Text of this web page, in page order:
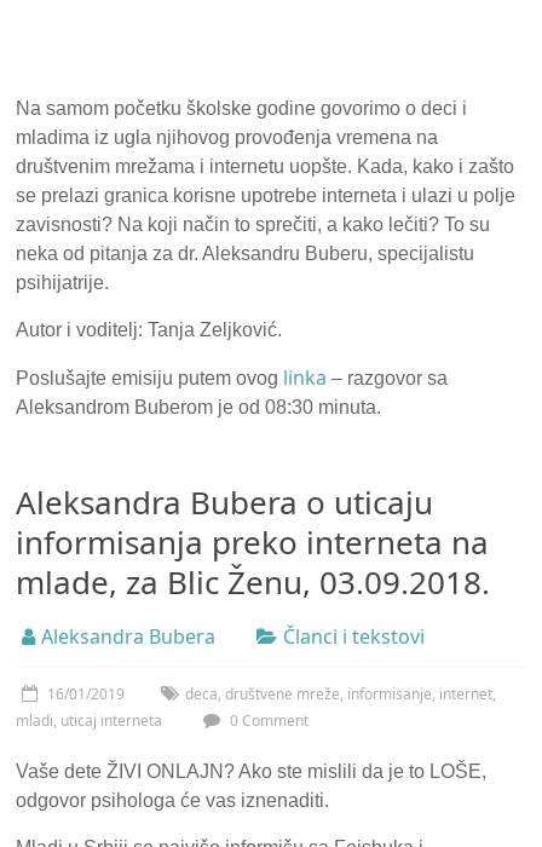
Na samom početku školske godine govorimo o deci i
mladima iz ugla njihovog provođenja vremena na
društvenim mrežama i internetu uopšte. Kada, kako i zašto
se prelazi granica korisne upotrebe interneta i ulazi u polje
zavisnosti? Na koji način to sprečiti, a kako lečiti? To su
neka od pitanja za dr. Aleksandru Buberu, specijalistu
psihijatrije.
Autor i voditelj: Tanja Zeljković.
Poslušajte emisiju putem ovog linka – razgovor sa
Aleksandrom Buberom je od 08:30 minuta.
Aleksandra Bubera o uticaju
informisanja preko interneta na
mlade, za Blic Ženu, 03.09.2018.
Aleksandra Bubera Članci i tekstovi
16/01/2019 deca,društvene mreže, informisanje, internet,
mladi, uticaj interneta 0 Comment
Vaše dete ŽIVI ONLAJN? Ako ste mislili da je to LOŠE,
odgovor psihologa će vas iznenaditi.